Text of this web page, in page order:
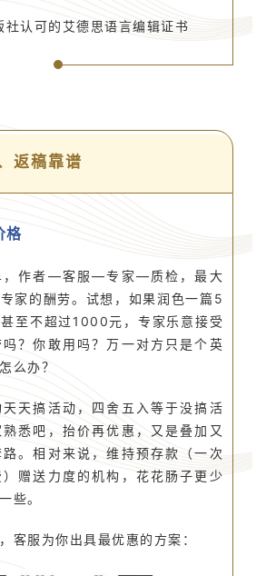
社认可的艾德思语言编辑证书
返稿靠谱
格
，作者—客服—专家—质检，最大
家的酬劳。试想，如果润色一篇5
至不超过1000元，专家乐意接受
？你敢用吗？万一对方只是个英
么办？
天搞活动，四舍五入等于没搞活
悉吧，抬价再优惠，又是叠加又
。相对来说，维持预存款（一次
赠送力度的机构，花花肠子更少
些。
客服为你出具最优惠的方案：